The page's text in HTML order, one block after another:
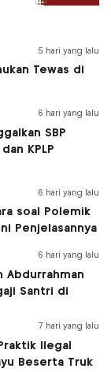
5 hari yang lalu
Tewas di
6 hari yang lalu
SBP
KPLP
6 hari yang lalu
soal Polemik
Penjelasannya
6 hari yang lalu
Abdurrahman
Santri di
7 hari yang lalu
Ilegal
Beserta Truk